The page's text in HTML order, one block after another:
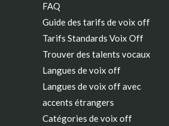
FAQ
Guide des tarifs de voix off
Tarifs Standards Voix Off
Trouver des talents vocaux
Langues de voix off
Langues de voix off avec
accents étrangers
Catégories de voix off